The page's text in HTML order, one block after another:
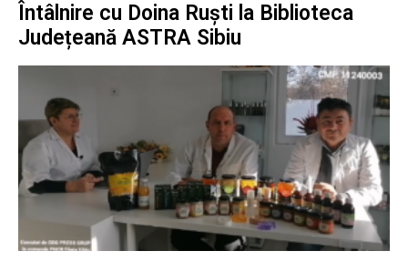
Întâlnire cu Doina Ruști la Biblioteca
Județeană ASTRA Sibiu